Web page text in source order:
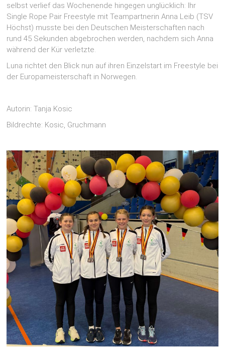
selbst verlief das Wochenende hingegen unglücklich: Ihr
Single Rope Pair Freestyle mit Teampartnerin Anna Leib (TSV
Höchst) musste bei den Deutschen Meisterschaften nach
rund 45 Sekunden abgebrochen werden, nachdem sich Anna
während der Kür verletzte.
Luna richtet den Blick nun auf ihren Einzelstart im Freestyle bei
der Europameisterschaft in Norwegen.
Autorin: Tanja Kosic
Bildrechte: Kosic, Gruchmann